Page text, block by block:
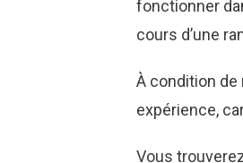
fonctionner
cours d’une
À condition de
expérience,
Vous